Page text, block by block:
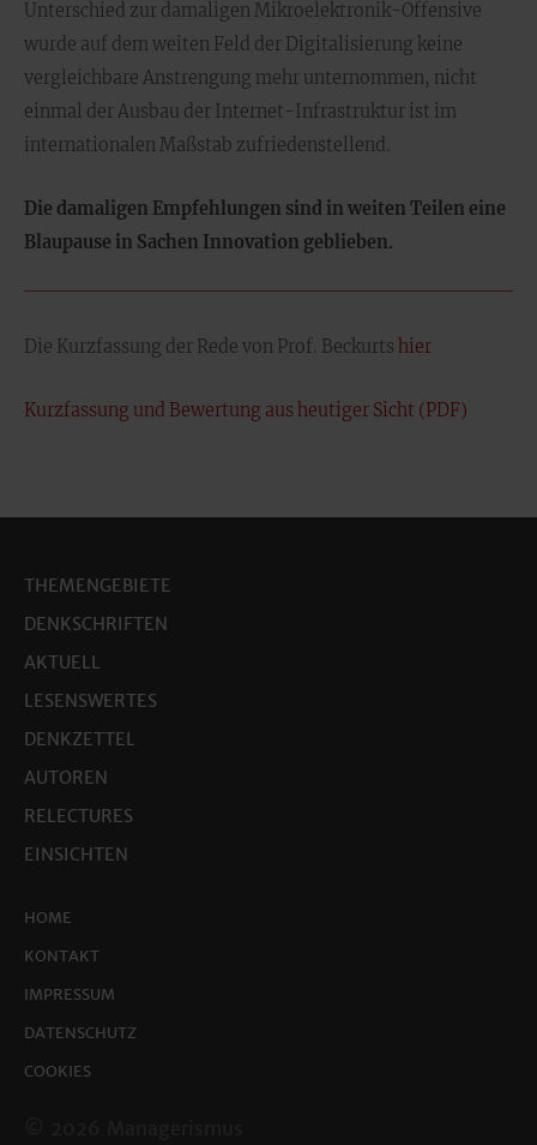
Unterschied zur damaligen Mikroelektronik-Offensive
wurde auf dem weiten Feld der Digitalisierung keine
vergleichbare Anstrengung mehr unternommen, nicht
einmal der Ausbau der Internet-Infrastruktur ist im
internationalen Maßstab zufriedenstellend.
Die damaligen Empfehlungen sind in weiten Teilen eine
Blaupause in Sachen Innovation geblieben.
Die Kurzfassung der Rede von Prof. Beckurts hier
Kurzfassung und Bewertung aus heutiger Sicht (PDF)
THEMENGEBIETE
DENKSCHRIFTEN
AKTUELL
LESENSWERTES
DENKZETTEL
AUTOREN
RELECTURES
EINSICHTEN
HOME
KONTAKT
IMPRESSUM
DATENSCHUTZ
COOKIES